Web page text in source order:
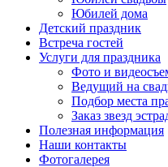
Юбилей дома
Детский праздник
Встреча гостей
Услуги для праздника
Фото и
Ведущий на
Подбор места
Заказ звезд
Полезная информация
Наши контакты
Фотогалерея